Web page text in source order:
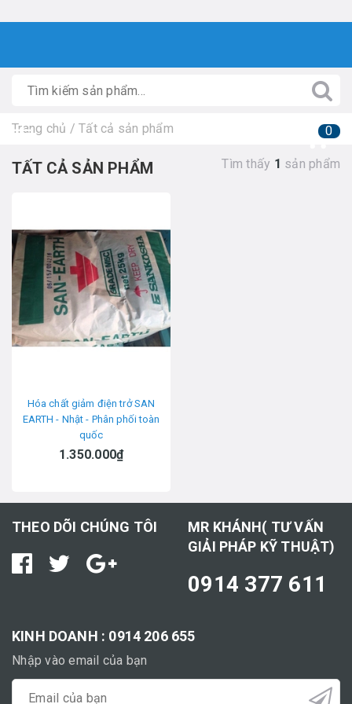
0
Trang chủ / Tất cả sản phẩm
TẤT CẢ SẢN PHẨM Tìm thấy 1 sản phẩm
Hóa chất giảm điện trở SAN
EARTH - Nhật - Phân phối toàn
quốc
1.350.000₫
THEO DÕI CHÚNG TÔI
MR KHÁNH( TƯ VẤN
GIẢI PHÁP KỸ THUẬT)
0914 377 611
KINH DOANH : 0914 206 655
Nhập vào email của bạn